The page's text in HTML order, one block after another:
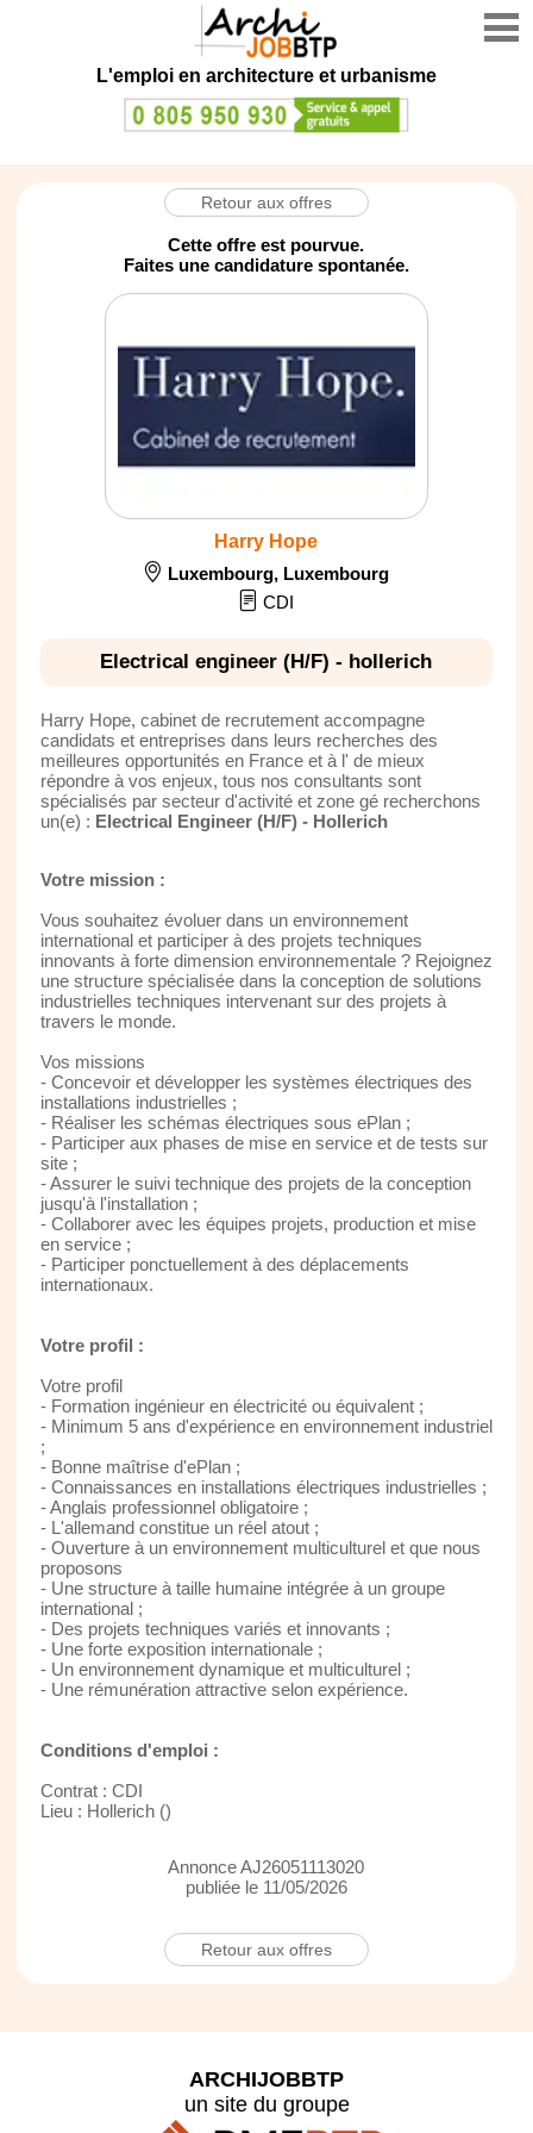
L'emploi en architecture et urbanisme
Retour aux offres
Cette offre est pourvue.
Faites une candidature spontanée.
Harry Hope
Luxembourg, Luxembourg
CDI
Electrical engineer (H/F) - hollerich
Harry Hope, cabinet de recrutement accompagne
candidats et entreprises dans leurs recherches des
meilleures opportunités en France et à l' de mieux
répondre à vos enjeux, tous nos consultants sont
spécialisés par secteur d'activité et zone gé recherchons
un(e) : Electrical Engineer (H/F) - Hollerich
Votre mission :
Vous souhaitez évoluer dans un environnement
international et participer à des projets techniques
innovants à forte dimension environnementale ? Rejoignez
une structure spécialisée dans la conception de solutions
industrielles techniques intervenant sur des projets à
travers le monde.
Vos missions
- Concevoir et développer les systèmes électriques des
installations industrielles ;
- Réaliser les schémas électriques sous ePlan ;
- Participer aux phases de mise en service et de tests sur
site ;
- Assurer le suivi technique des projets de la conception
jusqu'à l'installation ;
- Collaborer avec les équipes projets, production et mise
en service ;
- Participer ponctuellement à des déplacements
internationaux.
Votre profil :
Votre profil
- Formation ingénieur en électricité ou équivalent ;
- Minimum 5 ans d'expérience en environnement industriel
;
- Bonne maîtrise d'ePlan ;
- Connaissances en installations électriques industrielles ;
- Anglais professionnel obligatoire ;
- L'allemand constitue un réel atout ;
- Ouverture à un environnement multiculturel et que nous
proposons
- Une structure à taille humaine intégrée à un groupe
international ;
- Des projets techniques variés et innovants ;
- Une forte exposition internationale ;
- Un environnement dynamique et multiculturel ;
- Une rémunération attractive selon expérience.
Conditions d'emploi :
Contrat : CDI
Lieu : Hollerich ()
Annonce AJ26051113020
publiée le 11/05/2026
Retour aux offres
ARCHIJOBBTP
un site du groupe